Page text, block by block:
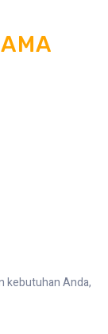
kebutuhan Anda,